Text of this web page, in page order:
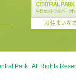
Park . All Rights